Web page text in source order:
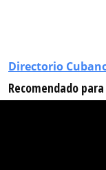
Directorio
Recomendado